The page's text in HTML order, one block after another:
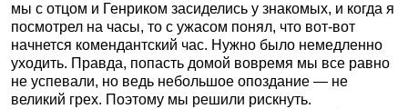
мы с отцом и Генриком засиделись у знакомых, и когда я
посмотрел на часы, то с ужасом понял, что вот-вот
начнется комендантский час. Нужно было немедленно
уходить. Правда, попасть домой вовремя мы все равно
не успевали, но ведь небольшое опоздание — не
великий грех. Поэтому мы решили рискнуть.